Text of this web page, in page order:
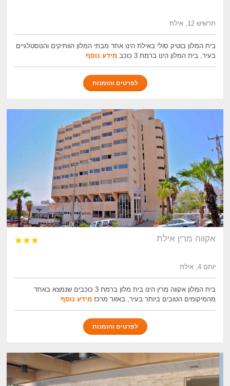
תרשיש 12, אילת
בית המלון בוטיק סולי באילת הינו אחד מבתי המלון הוותיקים והנוסטלגיים
בעיר, בית המלון הינו ברמת 3 כוכב
מידע נוסף
לפרטים והזמנות
אקווה מרין אילת 


יותם 4, אילת
בית המלון אקווה מרין הינו בית מלון ברמת 3 כוכבים שנמצא באחד
מהמיקומים הטובים ביותר בעיר, באזור מרכזמידע נוסף
לפרטים והזמנות